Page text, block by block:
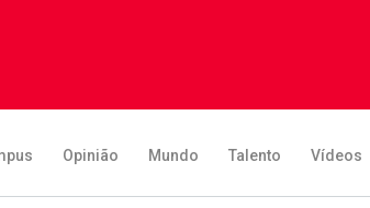
Opinião Mundo Talento Vídeos